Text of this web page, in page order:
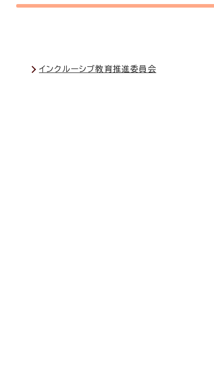
インクルーシブ教育推進委員会